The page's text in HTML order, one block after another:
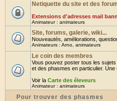
Netiquette du site et des
Extensions d'adresses mail
Animateur : animateurs
Site, forums, galerie, wiki...
Nouveautés, améliorations,
Animateurs : Arno animateurs
Le coin des membres
Vous pouvez poster tous les
et des phasmes en particulier. Une
Voir la Carte des éleveurs
Animateur : animateurs
Pour trouver des phasmes